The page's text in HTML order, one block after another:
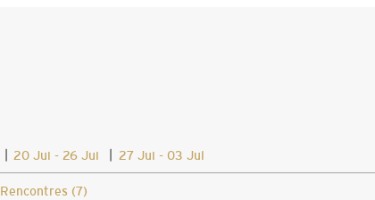
20 Jui - 26 Jui 27 Jui - 03 Jul
Rencontres (7)